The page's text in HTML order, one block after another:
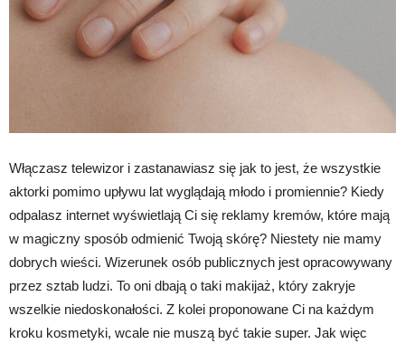
Włączasz telewizor i zastanawiasz się jak to jest, że wszystkie
aktorki pomimo upływu lat wyglądają młodo i promiennie? Kiedy
odpalasz internet wyświetlają Ci się reklamy kremów, które mają
w magiczny sposób odmienić Twoją skórę? Niestety nie mamy
dobrych wieści. Wizerunek osób publicznych jest opracowywany
przez sztab ludzi. To oni dbają o taki makijaż, który zakryje
wszelkie niedoskonałości. Z kolei proponowane Ci na każdym
kroku kosmetyki, wcale nie muszą być takie super. Jak więc